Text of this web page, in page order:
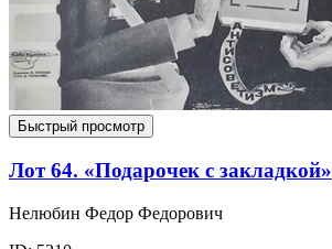
Быстрый просмотр
Лот 64. «Подарочек с закладкой»
Нелюбин Федор Федорович